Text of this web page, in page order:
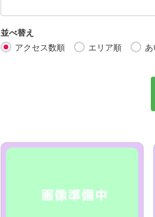
並べ替え
アクセス数順
エリア順 あ